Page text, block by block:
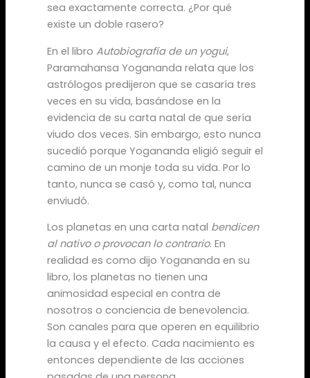
sea exactamente correcta. ¿Por qué
existe un doble rasero?
En el libro Autobiografía de un yogui,
Paramahansa Yogananda relata que los
astrólogos predijeron que se casaría tres
veces en su vida, basándose en la
evidencia de su carta natal de que sería
viudo dos veces. Sin embargo, esto nunca
sucedió porque Yogananda eligió seguir el
camino de un monje toda su vida. Por lo
tanto, nunca se casó y, como tal, nunca
enviudó.
Los planetas en una carta natal bendicen
al nativo o provocan lo contrario. En
realidad es como dijo Yogananda en su
libro, los planetas no tienen una
animosidad especial en contra de
nosotros o conciencia de benevolencia.
Son canales para que operen en equilibrio
la causa y el efecto. Cada nacimiento es
entonces dependiente de las acciones